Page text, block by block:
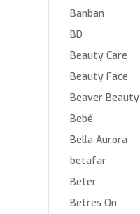
Banban
BD
Beauty Care
Beauty Face
Beaver Beauty
Bebé
Bella Aurora
betafar
Beter
Betres On